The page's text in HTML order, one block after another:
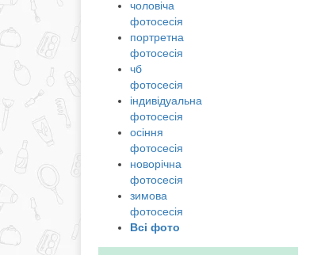
чоловіча
фотосесія
портретна
фотосесія
чб
фотосесія
індивідуальна
фотосесія
осіння
фотосесія
новорічна
фотосесія
зимова
фотосесія
Всі фото